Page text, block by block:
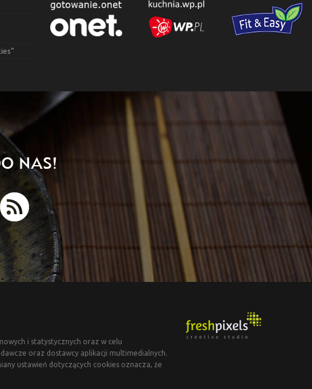
NAS!
i statystycznych oraz w celu
oraz dostawcy aplikacji multimedialnych.
ustawień dotyczących cookies oznacza, że